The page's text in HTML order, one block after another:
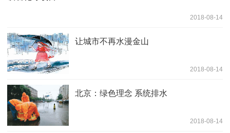
2018-08-14
让城市不再水漫金山
2018-08-14
北京：绿色理念 系统排水
2018-08-14